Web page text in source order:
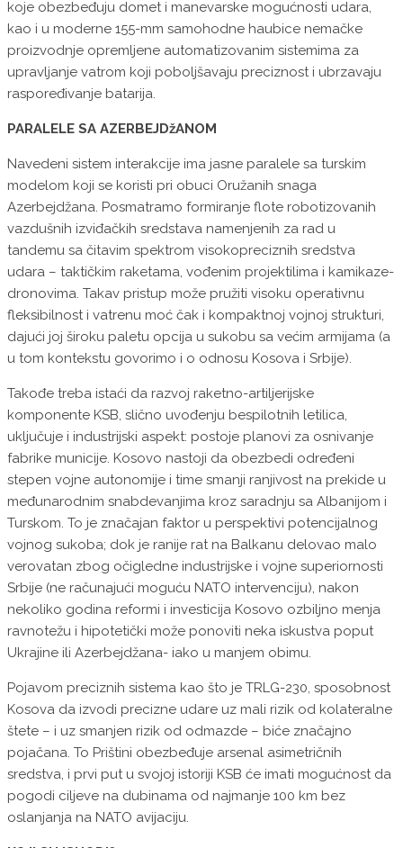
koje obezbeđuju domet i manevarske mogućnosti udara,
kao i u moderne 155-mm samohodne haubice nemačke
proizvodnje opremljene automatizovanim sistemima za
upravljanje vatrom koji poboljšavaju preciznost i ubrzavaju
raspoređivanje batarija.
PARALELE SA AZERBEJDžANOM
Navedeni sistem interakcije ima jasne paralele sa turskim
modelom koji se koristi pri obuci Oružanih snaga
Azerbejdžana. Posmatramo formiranje flote robotizovanih
vazdušnih izviđačkih sredstava namenjenih za rad u
tandemu sa čitavim spektrom visokopreciznih sredstva
udara – taktičkim raketama, vođenim projektilima i kamikaze-
dronovima. Takav pristup može pružiti visoku operativnu
fleksibilnost i vatrenu moć čak i kompaktnoj vojnoj strukturi,
dajući joj široku paletu opcija u sukobu sa većim armijama (a
u tom kontekstu govorimo i o odnosu Kosova i Srbije).
Takođe treba istaći da razvoj raketno-artiljerijske
komponente KSB, slično uvođenju bespilotnih letilica,
uključuje i industrijski aspekt: postoje planovi za osnivanje
fabrike municije. Kosovo nastoji da obezbedi određeni
stepen vojne autonomije i time smanji ranjivost na prekide u
međunarodnim snabdevanjima kroz saradnju sa Albanijom i
Turskom. To je značajan faktor u perspektivi potencijalnog
vojnog sukoba; dok je ranije rat na Balkanu delovao malo
verovatan zbog očigledne industrijske i vojne superiornosti
Srbije (ne računajući moguću NATO intervenciju), nakon
nekoliko godina reformi i investicija Kosovo ozbiljno menja
ravnotežu i hipotetički može ponoviti neka iskustva poput
Ukrajine ili Azerbejdžana- iako u manjem obimu.
Pojavom preciznih sistema kao što je TRLG-230, sposobnost
Kosova da izvodi precizne udare uz mali rizik od kolateralne
štete – i uz smanjen rizik od odmazde – biće značajno
pojačana. To Prištini obezbeđuje arsenal asimetričnih
sredstva, i prvi put u svojoj istoriji KSB će imati mogućnost da
pogodi ciljeve na dubinama od najmanje 100 km bez
oslanjanja na NATO avijaciju.